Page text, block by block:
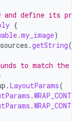
and define its
{
.my_image)
.getString(
to match the
. LayoutParams(
.
.